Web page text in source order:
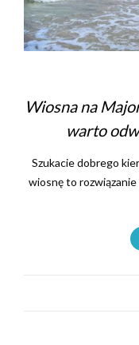
Wiosna na
warto
Szukacie dobrego
wiosnę to